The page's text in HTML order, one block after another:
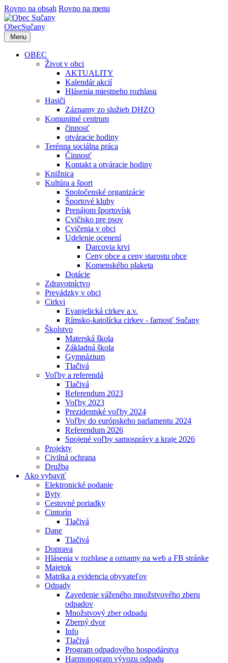
Rovno na obsah Rovno na menu
ObecSučany
Menu
OBEC
Život v obci
AKTUALITY
Kalendár akcií
Hlásenia miestneho rozhlasu
Hasiči
Záznamy zo služieb DHZO
Komunitné centrum
činnosť
otváracie hodiny
Terénna sociálna práca
Činnosť
Kontakt a otváracie hodiny
Knižnica
Kultúra a šport
Spoločenské organizácie
Športové kluby
Prenájom športovísk
Cvičisko pre psov
Cvičenia v obci
Udelenie ocenení
Darcovia krvi
Ceny obce a ceny starostu obce
Komenského plaketa
Dotácie
Zdravotníctvo
Prevádzky v obci
Cirkvi
Evanjelická cirkev a.v.
Rímsko-katolícka cirkev - farnosť Sučany
Školstvo
Materská škola
Základná škola
Gymnázium
Tlačivá
Voľby a referendá
Tlačivá
Referendum 2023
Voľby 2023
Prezidentské voľby 2024
Voľby do európskeho parlamentu 2024
Referendum 2026
Spojené voľby samosprávy a kraje 2026
Projekty
Civilná ochrana
Družba
Ako vybaviť
Elektronické podanie
Byty
Cestovné poriadky
Cintorín
Tlačivá
Dane
Tlačivá
Doprava
Hlásenia v rozhlase a oznamy na web a FB stránke
Majetok
Matrika a evidencia obyvateľov
Odpady
Zavedenie váženého množstvového zberu
odpadov
Množstvový zber odpadu
Zberný dvor
Info
Tlačivá
Program odpadového hospodárstva
Harmonogram vývozu odpadu